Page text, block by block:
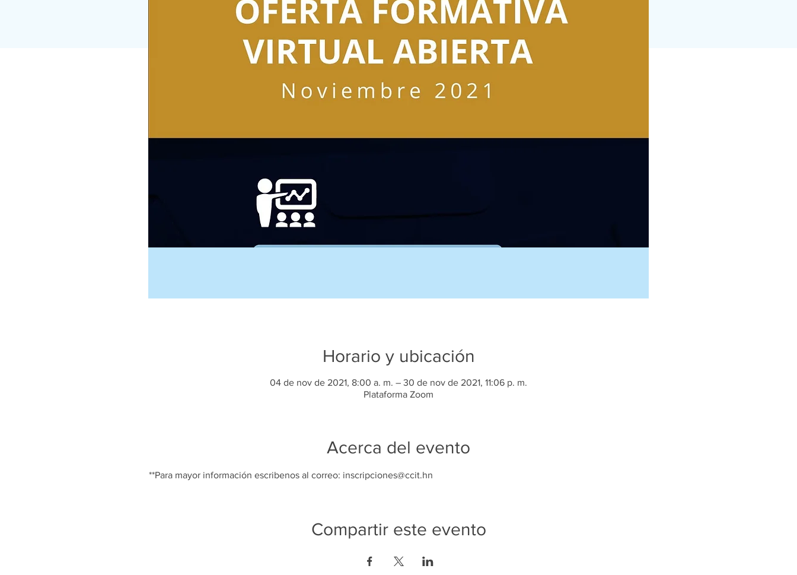
Horario y ubicación
04 de nov de 2021, 8:00 a. m. – 30 de nov de 2021, 11:06 p. m.
Plataforma Zoom
Acerca del evento
**Para mayor información escribenos al correo: inscripciones@ccit.hn
Compartir este evento